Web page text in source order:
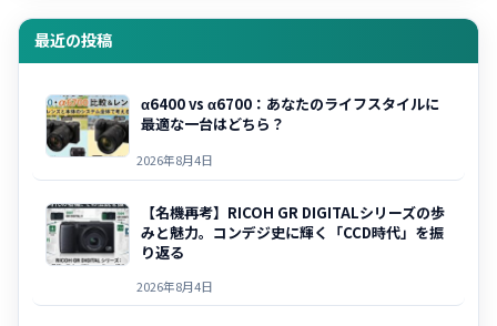
最近の投稿
α6400 vs α6700：あなたのライフスタイルに
最適な一台はどちら？
2026年8月4日
【名機再考】RICOH GR DIGITALシリーズの歩
みと魅力。コンデジ史に輝く「CCD時代」を振
り返る
2026年8月4日